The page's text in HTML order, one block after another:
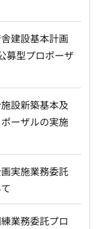
建設基本計画
募型プロポーザ
設新築基本及
ーザルの実施
実施業務委託
業務委託プロ